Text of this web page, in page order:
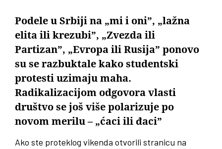
Podele u Srbiji na „mi i oni”, „lažna
elita ili krezubi”, „Zvezda ili
Partizan”, „Evropa ili Rusija” ponovo
su se razbuktale kako studentski
protesti uzimaju maha.
Radikalizacijom odgovora vlasti
društvo se još više polarizuje po
novom merilu – „ćaci ili đaci”
Ako ste proteklog vikenda otvorili stranicu na